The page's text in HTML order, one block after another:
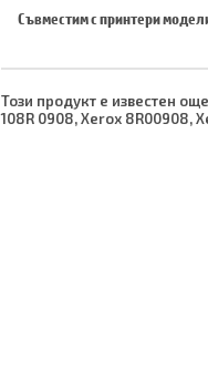
Съвместим с принтери
Този продукт е известен
108R 0908, Xerox 8R00908,